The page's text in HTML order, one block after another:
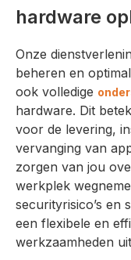
hardware
Onze
beheren en
ook volledige
hardware. Dit
voor de levering,
vervanging van
zorgen van jou
werkplek
securityrisico’s en
een flexibele en
werkzaamheden